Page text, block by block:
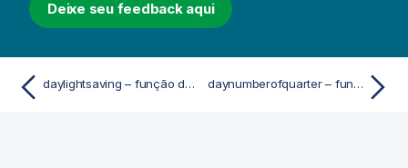
Deixe seu feedback aqui
daylightsaving – função de script e gráfico daynumberofquarter – função de script e gráfico